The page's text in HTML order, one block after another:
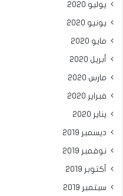
يوليو 2020
يونيو 2020
مايو 2020
أبريل 2020
مارس 2020
فبراير 2020
يناير 2020
ديسمبر 2019
نوفمبر 2019
أكتوبر 2019
سبتمبر 2019